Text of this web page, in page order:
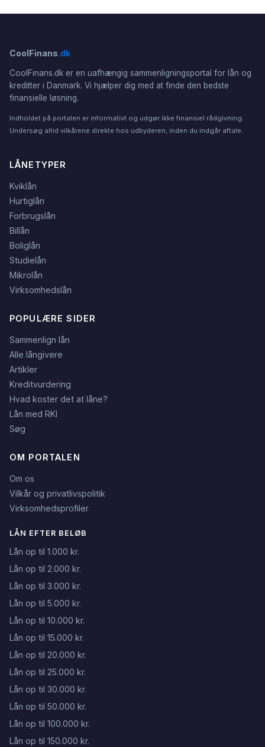
CoolFinans.dk
CoolFinans.dk er en uafhængig sammenligningsportal for lån og
kreditter i Danmark. Vi hjælper dig med at finde den bedste
finansielle løsning.
Indholdet på portalen er informativt og udgør ikke finansiel rådgivning.
Undersøg altid vilkårene direkte hos udbyderen, inden du indgår aftale.
LÅNETYPER
Kviklån
Hurtiglån
Forbrugslån
Billån
Boliglån
Studielån
Mikrolån
Virksomhedslån
POPULÆRE SIDER
Sammenlign lån
Alle långivere
Artikler
Kreditvurdering
Hvad koster det at låne?
Lån med RKI
Søg
OM PORTALEN
Om os
Vilkår og privatlivspolitik
Virksomhedsprofiler
LÅN EFTER BELØB
Lån op til 1.000 kr.
Lån op til 2.000 kr.
Lån op til 3.000 kr.
Lån op til 5.000 kr.
Lån op til 10.000 kr.
Lån op til 15.000 kr.
Lån op til 20.000 kr.
Lån op til 25.000 kr.
Lån op til 30.000 kr.
Lån op til 50.000 kr.
Lån op til 100.000 kr.
Lån op til 150.000 kr.